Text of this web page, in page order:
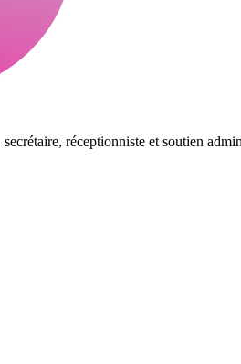
réceptionniste et soutien